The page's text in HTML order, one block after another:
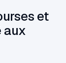
et
aux